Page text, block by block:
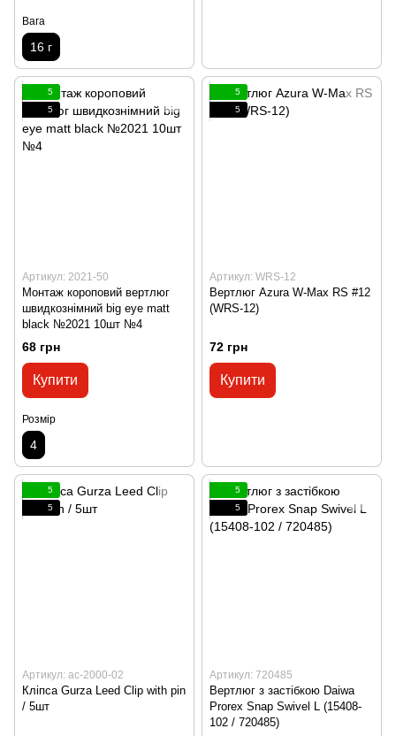
Вага
16 г
5
5
Артикул: 2021-50
Монтаж короповий вертлюг
швидкознімний big eye matt
black №2021 10шт №4
68 грн
Купити
Розмір
4
5
5
Артикул: WRS-12
Вертлюг Azura W-Max RS #12
(WRS-12)
72 грн
Купити
5
5
Артикул: ac-2000-02
Кліпса Gurza Leed Clip with pin
/ 5шт
5
5
Артикул: 720485
Вертлюг з застібкою Daiwa
Prorex Snap Swivel L (15408-
102 / 720485)